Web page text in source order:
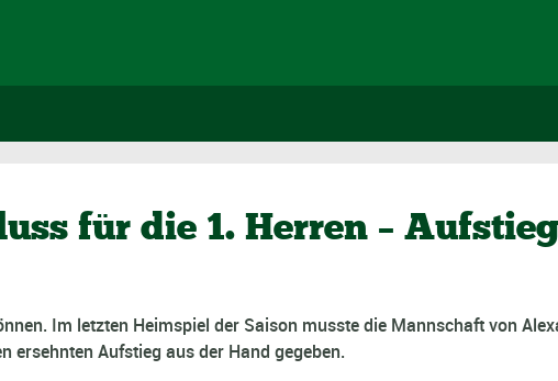
für die 1. Herren –
Im letzten Heimspiel der Saison musste die Mannschaft von
ersehnten Aufstieg aus der Hand gegeben.